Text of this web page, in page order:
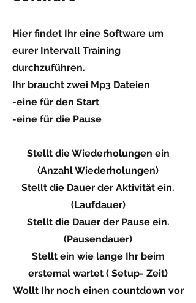
Hier findet Ihr eine Software um
eurer Intervall Training
durchzuführen.
Ihr braucht zwei Mp3 Dateien
-eine für den Start
-eine für die Pause
Stellt die Wiederholungen ein
(Anzahl Wiederholungen)
Stellt die Dauer der Aktivität ein.
(Laufdauer)
Stellt die Dauer der Pause ein.
(Pausendauer)
Stellt ein wie lange Ihr beim
erstemal wartet ( Setup- Zeit)
Wollt Ihr noch einen countdown vor